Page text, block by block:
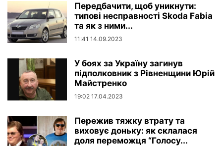
Передбачити, щоб уникнути:
типові несправності Skoda Fabia
та як з ними...
11:41 14.09.2023
У боях за Україну загинув
підполковник з Рівненщини Юрій
Майстренко
19:02 17.04.2023
Пережив тяжку втрату та
виховує доньку: як склалася
доля переможця “Голосу...